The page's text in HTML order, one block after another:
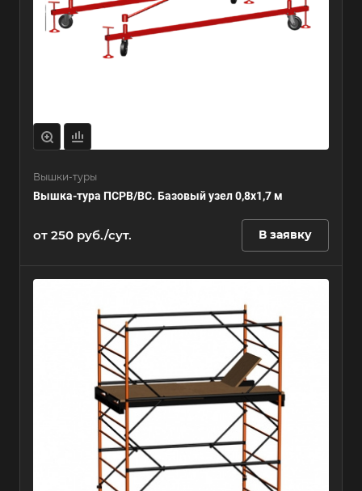
Вышки-туры
Вышка-тура ПСРВ/ВС. Базовый узел 0,8х1,7 м
от 250 руб./сут. В заявку